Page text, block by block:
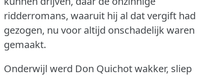
ridderromans, waaruit hij al dat vergift had
gezogen, nu voor altijd onschadelijk waren
gemaakt.
Onderwijl werd Don Quichot wakker, sliep